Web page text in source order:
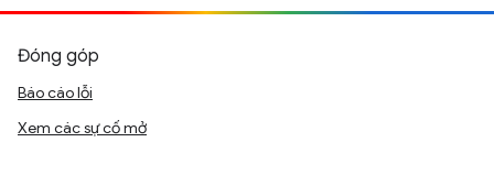
Đóng góp
Báo cáo lỗi
Xem các sự cố mở